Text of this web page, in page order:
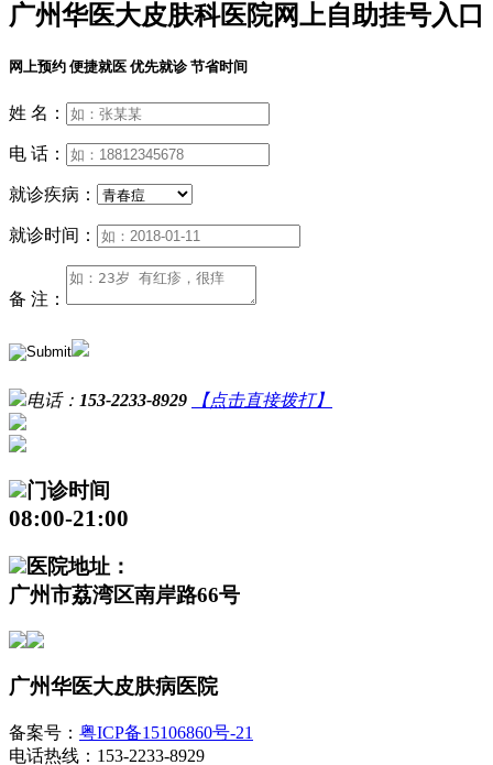
广州华医大皮肤科医院网上自助挂号入口
网上预约 便捷就医 优先就诊 节省时间
姓 名：
电 话：
就诊疾病：
就诊时间：
备 注：
电话： 153-2233-8929 【点击直接拨打】
门诊时间
08:00-21:00
医院地址：
广州市荔湾区南岸路66号
广州华医大皮肤病医院
备案号： 粤ICP备15106860号-21
电话热线：153-2233-8929